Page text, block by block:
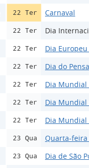
22 Ter Carnaval
22 Ter Dia
22 Ter Dia
22 Ter Dia do
22 Ter Dia
22 Ter Dia Mundial
22 Ter Dia Mundial
23 Qua Quarta-feira
23 Qua Dia de São